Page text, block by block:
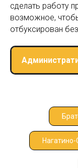
сделать работу
возможное,
отбуксирован